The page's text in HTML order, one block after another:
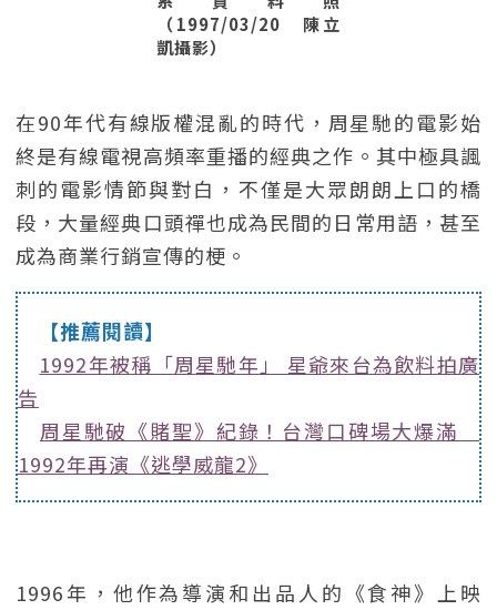
（1997/03/20 陳立
凱攝影）
在90年代有線版權混亂的時代，周星馳的電影始
終是有線電視高頻率重播的經典之作。其中極具諷
刺的電影情節與對白，不僅是大眾朗朗上口的橋
段，大量經典口頭禪也成為民間的日常用語，甚至
成為商業行銷宣傳的梗。
【推薦閱讀】
1992年被稱「周星馳年」 星爺來台為飲料拍廣
告
周星馳破《賭聖》紀錄！台灣口碑場大爆滿
1992年再演《逃學威龍2》
1996年，他作為導演和出品人的《食神》上映